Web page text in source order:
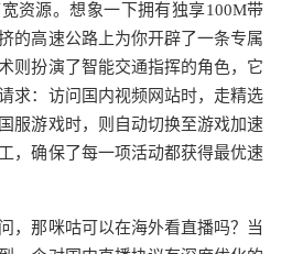
资源。想象一下拥有独享100M带
的高速公路上为你开辟了一条专属
则扮演了智能交通指挥的角色，它
求：访问国内视频网站时，走精选
服游戏时，则自动切换至游戏加速
，确保了每一项活动都获得最优速
，那咪咕可以在海外看直播吗？当